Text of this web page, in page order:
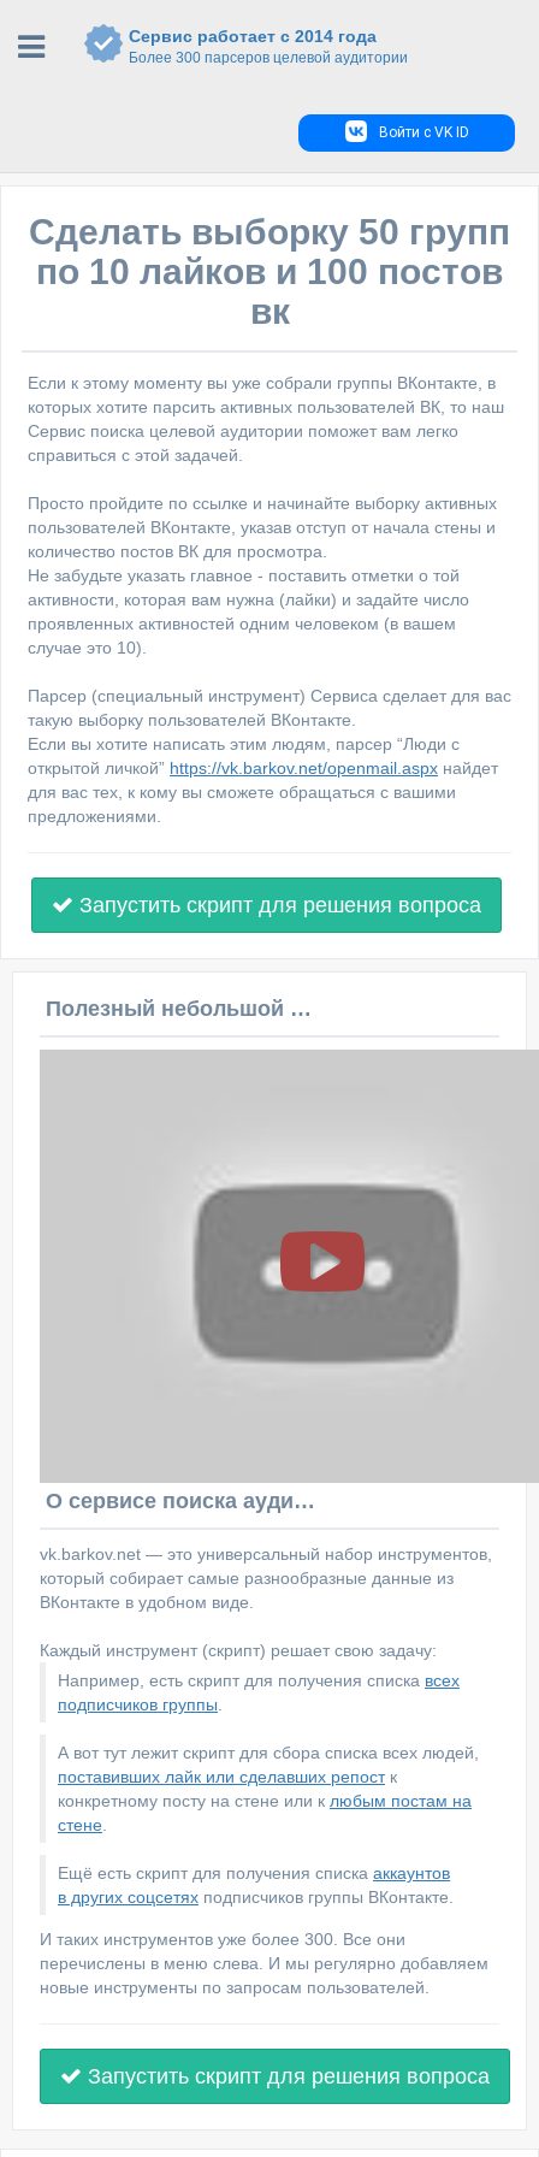
Сервис работает с 2014 года
Более 300 парсеров целевой аудитории
Войти с VK ID
Сделать выборку 50 групп
по 10 лайков и 100 постов
вк
Если к этому моменту вы уже собрали группы ВКонтакте, в
которых хотите парсить активных пользователей ВК, то наш
Сервис поиска целевой аудитории поможет вам легко
справиться с этой задачей.
Просто пройдите по ссылке и начинайте выборку активных
пользователей ВКонтакте, указав отступ от начала стены и
количество постов ВК для просмотра.
Не забудьте указать главное - поставить отметки о той
активности, которая вам нужна (лайки) и задайте число
проявленных активностей одним человеком (в вашем
случае это 10).
Парсер (специальный инструмент) Сервиса сделает для вас
такую выборку пользователей ВКонтакте.
Если вы хотите написать этим людям, парсер “Люди с
открытой личкой” https://vk.barkov.net/openmail.aspx найдет
для вас тех, к кому вы сможете обращаться с вашими
предложениями.
Запустить скрипт для решения вопроса
Полезный небольшой видеоурок по этой теме
О сервисе поиска аудитории ВКонтакте
vk.barkov.net — это универсальный набор инструментов,
который собирает самые разнообразные данные из
ВКонтакте в удобном виде.
Каждый инструмент (скрипт) решает свою задачу:
Например, есть скрипт для получения списка всех
подписчиков группы
А вот тут лежит скрипт для сбора списка всех людей,
поставивших лайк или сделавших репостк
конкретному посту на стене или к любым постам на
стене
Ещё есть скрипт для получения списка аккаунтов
в других соцсетях подписчиков группы ВКонтакте.
И таких инструментов уже более 300. Все они
перечислены в меню слева. И мы регулярно добавляем
новые инструменты по запросам пользователей.
Запустить скрипт для решения вопроса